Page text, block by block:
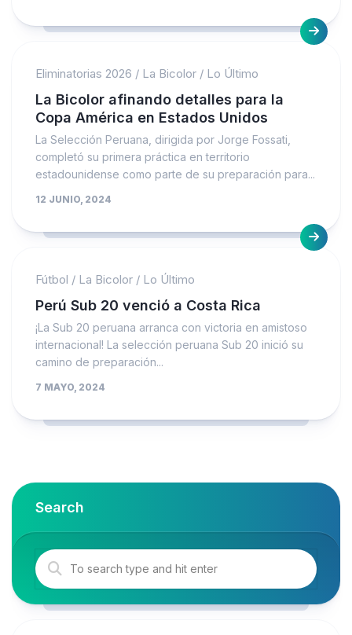
Eliminatorias 2026 / La Bicolor / Lo Último
La Bicolor afinando detalles para la
Copa América en Estados Unidos
La Selección Peruana, dirigida por Jorge Fossati,
completó su primera práctica en territorio
estadounidense como parte de su preparación para...
12 JUNIO, 2024
Fútbol / La Bicolor / Lo Último
Perú Sub 20 venció a Costa Rica
¡La Sub 20 peruana arranca con victoria en amistoso
internacional! La selección peruana Sub 20 inició su
camino de preparación...
7 MAYO, 2024
Search